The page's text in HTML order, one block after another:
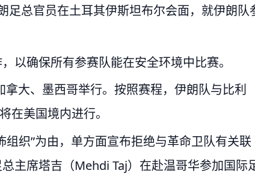
总官员在土耳其伊斯坦布尔会面，就伊朗队
以确保所有参赛队能在安全环境中比赛。
大、墨西哥举行。按照赛程，伊朗队与比利
在美国境内进行。
织”为由，单方面宣布拒绝与革命卫队有关联
主席塔吉（Mehdi Taj）在赴温哥华参加国际